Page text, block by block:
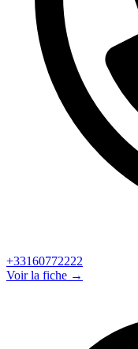
+33160772222
Voir la fiche →